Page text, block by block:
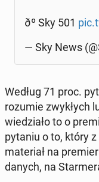
ðº Sky 501
— Sky News
Według 71 proc.
rozumie zwy­kłych
wie­dzia­ło to o
pytaniu o to, który
ma­te­riał na
da­nych, na